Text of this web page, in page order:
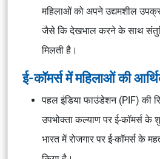
महिलाओं को अपने उद्यमशील
जैसे कि देखभाल करने के साथ
मिलती है।
ई-कॉमर्स में महिलाओं की
पहल इंडिया फाउंडेशन (PIF) की
उपभोक्ता कल्याण पर ई-कॉमर्स के
भारत में रोजगार पर ई-कॉमर्स के